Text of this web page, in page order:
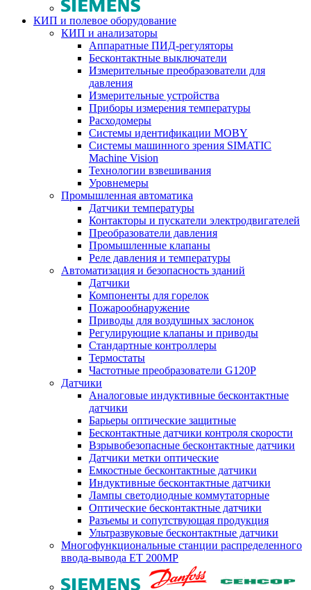
КИП и полевое оборудование
КИП и анализаторы
Аппаратные ПИД-регуляторы
Бесконтактные выключатели
Измерительные преобразователи для
давления
Измерительные устройства
Приборы измерения температуры
Расходомеры
Системы идентификации MOBY
Системы машинного зрения SIMATIC
Machine Vision
Технологии взвешивания
Уровнемеры
Промышленная автоматика
Датчики температуры
Контакторы и пускатели электродвигателей
Преобразователи давления
Промышленные клапаны
Реле давления и температуры
Автоматизация и безопасность зданий
Датчики
Компоненты для горелок
Пожарообнаружение
Приводы для воздушных заслонок
Регулирующие клапаны и приводы
Стандартные контроллеры
Термостаты
Частотные преобразователи G120P
Датчики
Аналоговые индуктивные бесконтактные
датчики
Барьеры оптические защитные
Бесконтактные датчики контроля скорости
Взрывобезопасные бесконтактные датчики
Датчики метки оптические
Емкостные бесконтактные датчики
Индуктивные бесконтактные датчики
Лампы светодиодные коммутаторные
Оптические бесконтактные датчики
Разъемы и сопутствующая продукция
Ультразвуковые бесконтактные датчики
Многофункциональные станции распределенного
ввода-вывода ET 200MP